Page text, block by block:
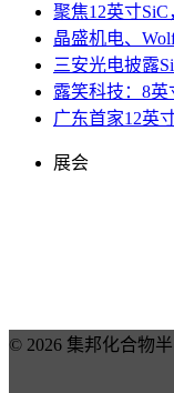
聚焦12英寸
晶盛机电、
三安光电披露
露笑科技：8
广东首家12英
展会
© 2026 集邦化合物